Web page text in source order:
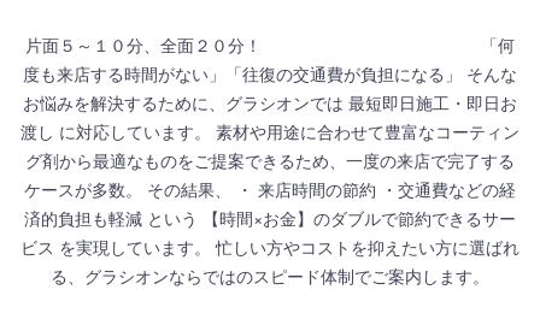
片面５～１０分、全面２０分！ 「何
度も来店する時間がない」「往復の交通費が負担になる」 そんな
お悩みを解決するために、グラシオンでは 最短即日施工・即日お
渡し に対応しています。 素材や用途に合わせて豊富なコーティン
グ剤から最適なものをご提案できるため、一度の来店で完了する
ケースが多数。 その結果、 ・ 来店時間の節約 ・交通費などの経
済的負担も軽減 という 【時間×お金】のダブルで節約できるサー
ビス を実現しています。 忙しい方やコストを抑えたい方に選ばれ
る、グラシオンならではのスピード体制でご案内します。